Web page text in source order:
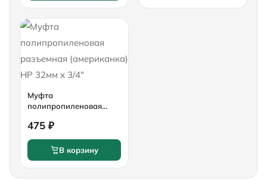
Муфта
полипропиленовая
(американка) НР 32мм х
3/4"
475 ₽
В корзину